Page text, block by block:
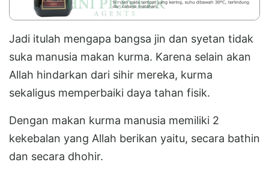
Jadi itulah mengapa bangsa jin dan syetan tidak
suka manusia makan kurma. Karena selain akan
Allah hindarkan dari sihir mereka, kurma
sekaligus memperbaiki daya tahan fisik.
Dengan makan kurma manusia memiliki 2
kekebalan yang Allah berikan yaitu, secara bathin
dan secara dhohir.